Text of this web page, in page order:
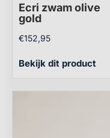
Ecri zwam olive
gold
€152,95
Bekijk dit product